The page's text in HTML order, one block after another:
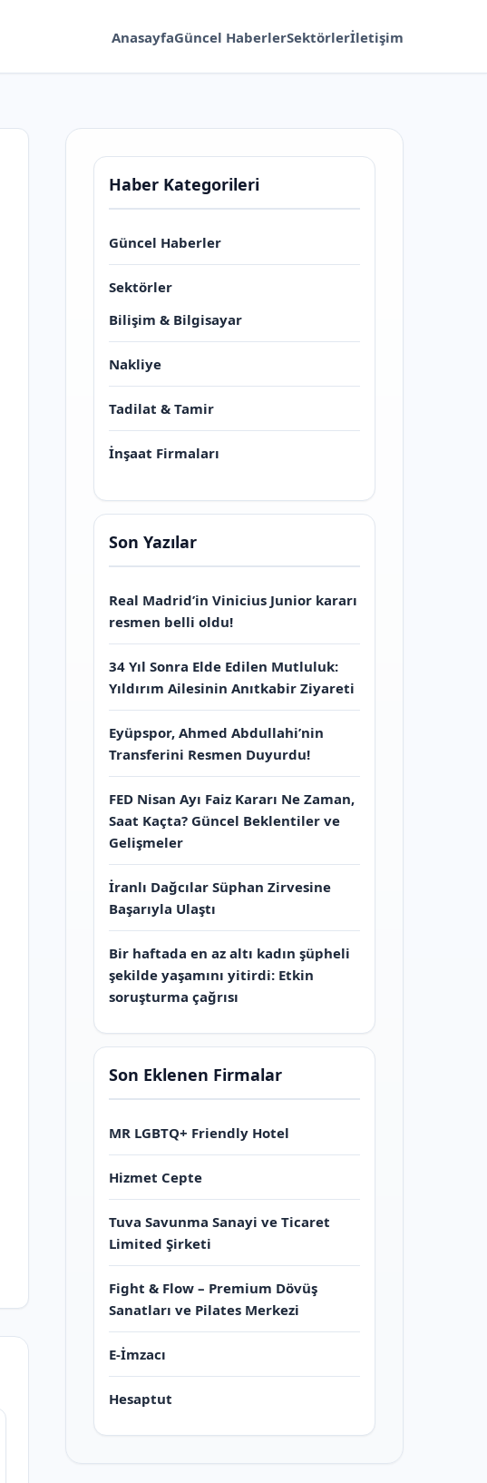
AnasayfaGüncel HaberlerSektörlerİletişim
Haber Kategorileri
Güncel Haberler
Sektörler
Bilişim & Bilgisayar
Nakliye
Tadilat & Tamir
İnşaat Firmaları
Son Yazılar
Real Madrid’in Vinicius Junior kararı
resmen belli oldu!
34 Yıl Sonra Elde Edilen Mutluluk:
Yıldırım Ailesinin Anıtkabir Ziyareti
Eyüpspor, Ahmed Abdullahi’nin
Transferini Resmen Duyurdu!
FED Nisan Ayı Faiz Kararı Ne Zaman,
Saat Kaçta? Güncel Beklentiler ve
Gelişmeler
İranlı Dağcılar Süphan Zirvesine
Başarıyla Ulaştı
Bir haftada en az altı kadın şüpheli
şekilde yaşamını yitirdi: Etkin
soruşturma çağrısı
Son Eklenen Firmalar
MR LGBTQ+ Friendly Hotel
Hizmet Cepte
Tuva Savunma Sanayi ve Ticaret
Limited Şirketi
Fight & Flow – Premium Dövüş
Sanatları ve Pilates Merkezi
E-İmzacı
Hesaptut